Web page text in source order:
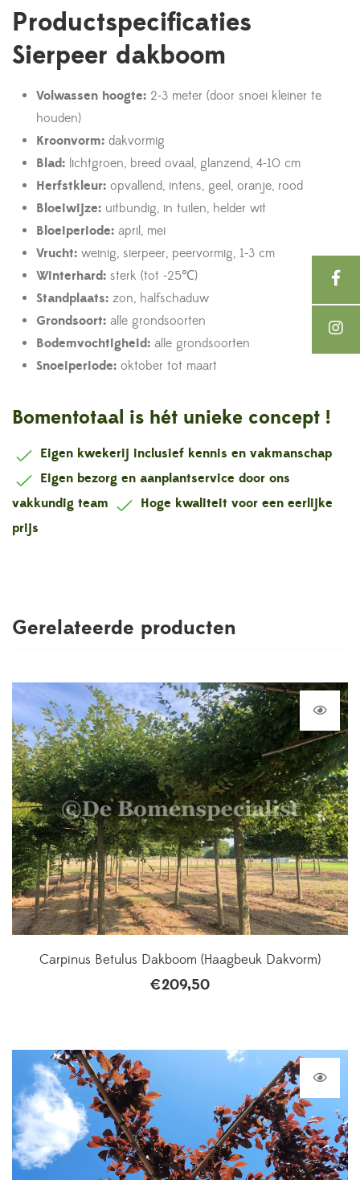
Productspecificaties
Sierpeer dakboom
Volwassen hoogte: 2-3 meter (door snoei kleiner te
houden)
Kroonvorm: dakvormig
Blad: lichtgroen, breed ovaal, glanzend, 4-10 cm
Herfstkleur: opvallend, intens, geel, oranje, rood
Bloeiwijze: uitbundig, in tuilen, helder wit
Bloeiperiode: april, mei
Vrucht: weinig, sierpeer, peervormig, 1-3 cm
Winterhard: sterk (tot -25℃)
Standplaats: zon, halfschaduw
Grondsoort: alle grondsoorten
Bodemvochtigheid: alle grondsoorten
Snoeiperiode: oktober tot maart
Bomentotaal is hét unieke concept !
Eigen kwekerij inclusief kennis en vakmanschap
Eigen bezorg en aanplantservice door ons
vakkundig team
Hoge kwaliteit voor een eerlijke
prijs
Gerelateerde producten
Carpinus Betulus Dakboom (Haagbeuk Dakvorm)
€209,50